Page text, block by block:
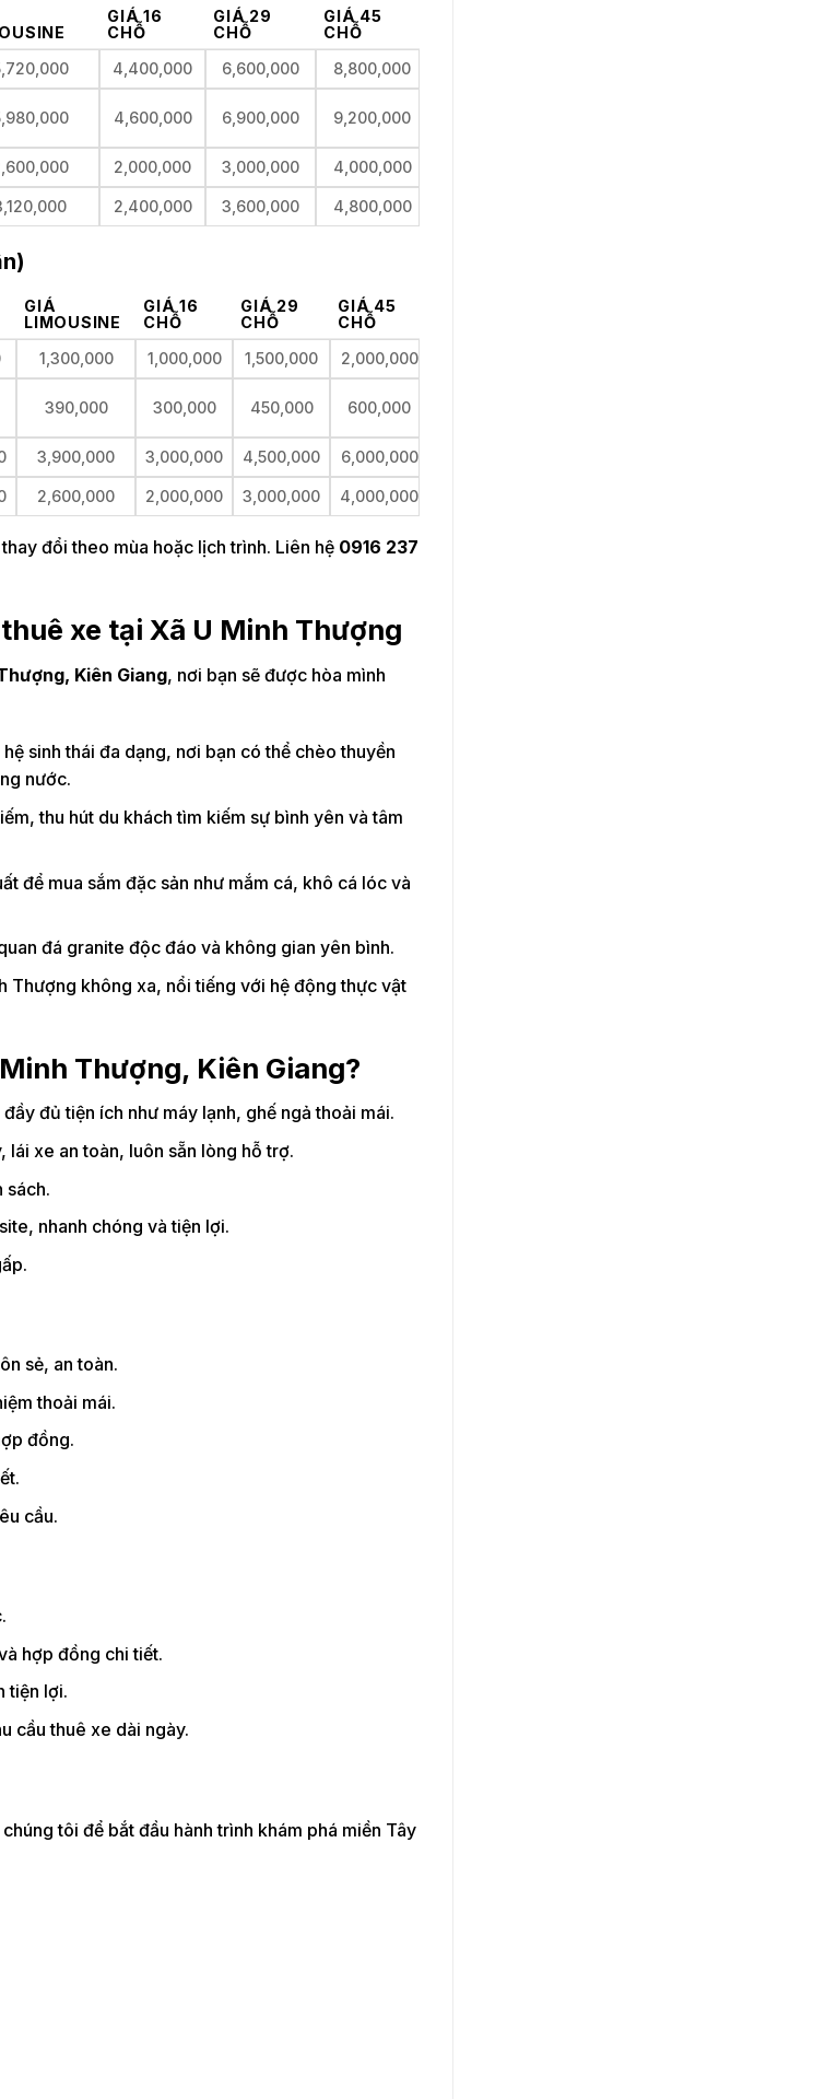
GIÁ 16
CHỖ
GIÁ 29
CHỖ
GIÁ 45
CHỖ
4,400,000 6,600,000 8,800,000
4,600,000 6,900,000 9,200,000
2,000,000 3,000,000 4,000,000
2,400,000 3,600,000 4,800,000
GIÁ
LIMOUSINE
GIÁ 16
CHỖ
GIÁ 29
CHỖ
GIÁ 45
CHỖ
1,300,000 1,000,000 1,500,000 2,000,000
390,000 300,000 450,000 600,000
3,900,000 3,000,000 4,500,000 6,000,000
2,600,000 2,000,000 3,000,000 4,000,000
đổi theo mùa hoặc lịch trình. Liên hệ 0916 237
xe tại Xã U Minh Thượng
Kiên Giang, nơi bạn sẽ được hòa mình
sinh thái đa dạng, nơi bạn có thể chèo thuyền
nước.
thu hút du khách tìm kiếm sự bình yên và tâm
để mua sắm đặc sản như mắm cá, khô cá lóc và
đá granite độc đáo và không gian yên bình.
Thượng không xa, nổi tiếng với hệ động thực vật
Thượng, Kiên Giang?
đủ tiện ích như máy lạnh, ghế ngả thoải mái.
lái xe an toàn, luôn sẵn lòng hỗ trợ.
sách.
nhanh chóng và tiện lợi.
sẻ, an toàn.
thoải mái.
đồng.
cầu.
hợp đồng chi tiết.
tiện lợi.
cầu thuê xe dài ngày.
tôi để bắt đầu hành trình khám phá miền Tây